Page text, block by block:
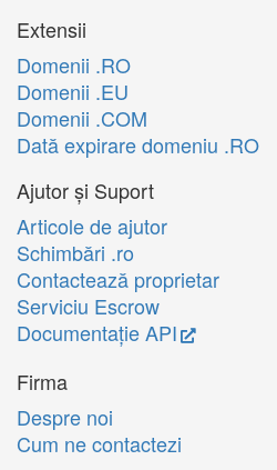
Extensii
Domenii .RO
Domenii .EU
Domenii .COM
Dată expirare domeniu .RO
Ajutor și Suport
Articole de ajutor
Schimbări .ro
Contactează proprietar
Serviciu Escrow
Documentație API
Firma
Despre noi
Cum ne contactezi